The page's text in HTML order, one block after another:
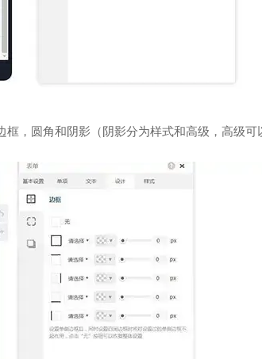
框，圆角和阴影（阴影分为样式和高级，高级